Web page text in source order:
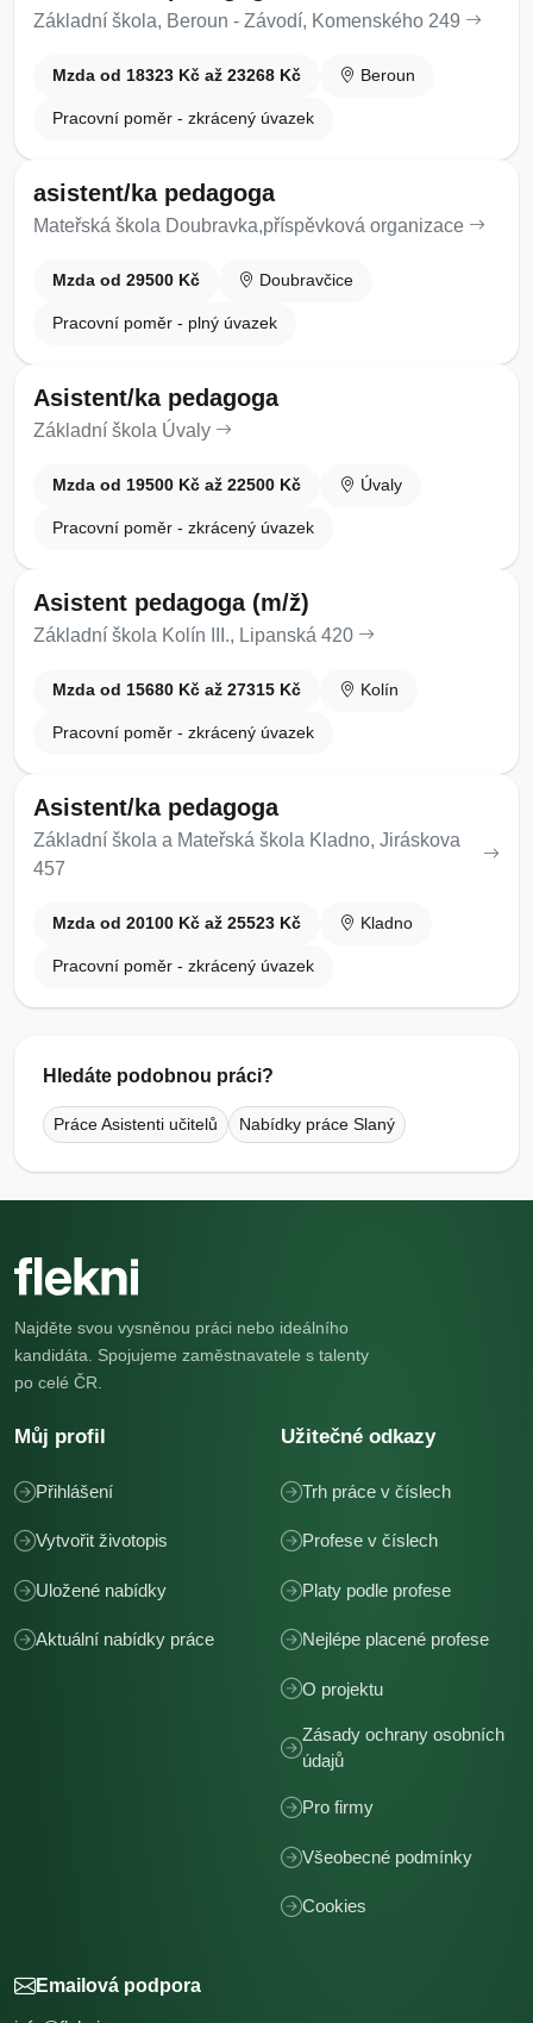
Základní škola, Beroun - Závodí, Komenského 249
Mzda od 18323 Kč až 23268 Kč Beroun
Pracovní poměr - zkrácený úvazek
asistent/ka pedagoga
Mateřská škola Doubravka,příspěvková organizace
Mzda od 29500 Kč Doubravčice
Pracovní poměr - plný úvazek
Asistent/ka pedagoga
Základní škola Úvaly
Mzda od 19500 Kč až 22500 Kč Úvaly
Pracovní poměr - zkrácený úvazek
Asistent pedagoga (m/ž)
Základní škola Kolín III., Lipanská 420
Mzda od 15680 Kč až 27315 Kč Kolín
Pracovní poměr - zkrácený úvazek
Asistent/ka pedagoga
Základní škola a Mateřská škola Kladno, Jiráskova
457
Mzda od 20100 Kč až 25523 Kč Kladno
Pracovní poměr - zkrácený úvazek
Hledáte podobnou práci?
Práce Asistenti učitelů Nabídky práce Slaný
Najděte svou vysněnou práci nebo ideálního
kandidáta. Spojujeme zaměstnavatele s talenty
po celé ČR.
Můj profil
Přihlášení
Vytvořit životopis
Uložené nabídky
Aktuální nabídky práce
Užitečné odkazy
Trh práce v číslech
Profese v číslech
Platy podle profese
Nejlépe placené profese
O projektu
Zásady ochrany osobních
údajů
Pro firmy
Všeobecné podmínky
Cookies
Emailová podpora